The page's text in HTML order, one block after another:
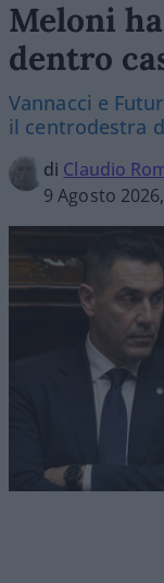
Meloni
dentro
Vannacci e
il centrodestra
di Claudio
9 Agosto